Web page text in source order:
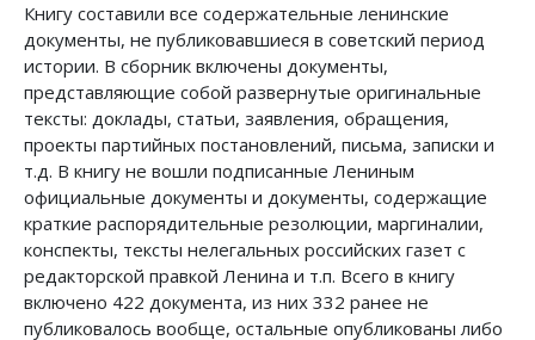
Книгу составили все содержательные ленинские
документы, не публиковавшиеся в советский период
истории. В сборник включены документы,
представляющие собой развернутые оригинальные
тексты: доклады, статьи, заявления, обращения,
проекты партийных постановлений, письма, записки и
т.д. В книгу не вошли подписанные Лениным
официальные документы и документы, содержащие
краткие распорядительные резолюции, маргиналии,
конспекты, тексты нелегальных российских газет с
редакторской правкой Ленина и т.п. Всего в книгу
включено 422 документа, из них 332 ранее не
публиковалось вообще, остальные опубликованы либо